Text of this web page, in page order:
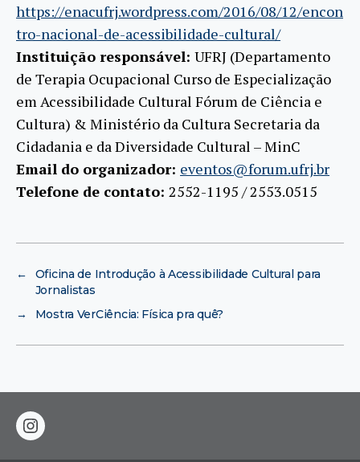
https://enacufrj.wordpress.com/2016/08/12/encon
tro-nacional-de-acessibilidade-cultural/
Instituição responsável: UFRJ (Departamento
de Terapia Ocupacional Curso de Especialização
em Acessibilidade Cultural Fórum de Ciência e
Cultura) & Ministério da Cultura Secretaria da
Cidadania e da Diversidade Cultural – MinC
Email do organizador: eventos@forum.ufrj.br
Telefone de contato: 2552-1195 / 2553.0515
←
Oficina de Introdução à Acessibilidade Cultural para
Jornalistas
→
Mostra VerCiência: Física pra quê?
instagram